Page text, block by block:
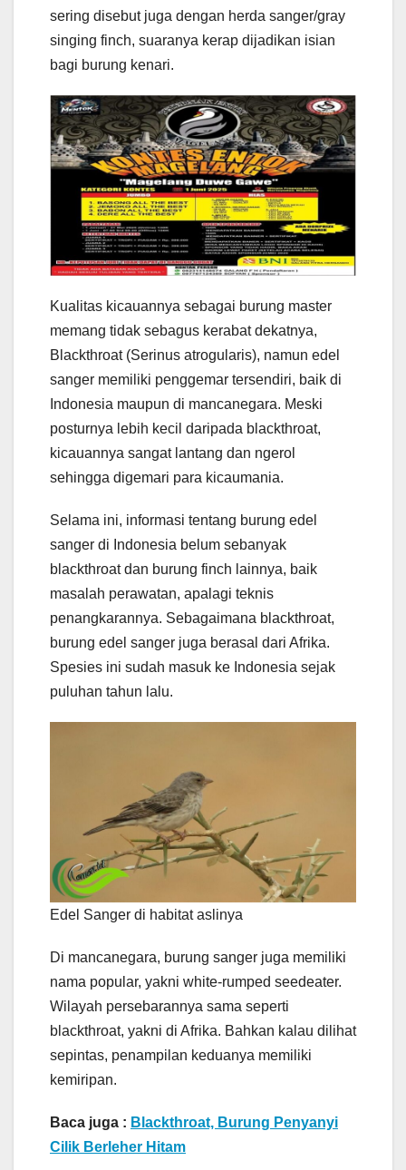
sering disebut juga dengan herda sanger/gray
singing finch, suaranya kerap dijadikan isian
bagi burung kenari.
Kualitas kicauannya sebagai burung master
memang tidak sebagus kerabat dekatnya,
Blackthroat (Serinus atrogularis), namun edel
sanger memiliki penggemar tersendiri, baik di
Indonesia maupun di mancanegara. Meski
posturnya lebih kecil daripada blackthroat,
kicauannya sangat lantang dan ngerol
sehingga digemari para kicaumania.
Selama ini, informasi tentang burung edel
sanger di Indonesia belum sebanyak
blackthroat dan burung finch lainnya, baik
masalah perawatan, apalagi teknis
penangkarannya. Sebagaimana blackthroat,
burung edel sanger juga berasal dari Afrika.
Spesies ini sudah masuk ke Indonesia sejak
puluhan tahun lalu.
Edel Sanger di habitat aslinya
Di mancanegara, burung sanger juga memiliki
nama popular, yakni white-rumped seedeater.
Wilayah persebarannya sama seperti
blackthroat, yakni di Afrika. Bahkan kalau dilihat
sepintas, penampilan keduanya memiliki
kemiripan.
Baca juga : Blackthroat, Burung Penyanyi
Cilik Berleher Hitam